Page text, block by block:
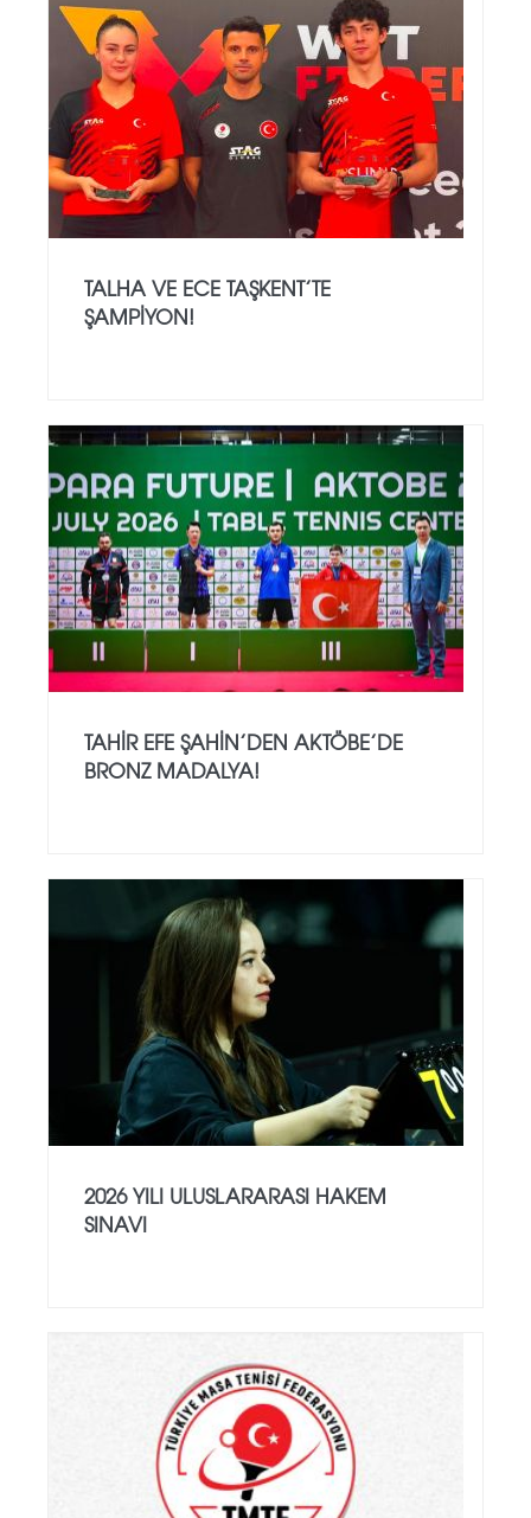
TALHA VE ECE TAŞKENT’TE
ŞAMPIYON!
TAHIR EFE ŞAHIN’DEN AKTÖBE’DE
BRONZ MADALYA!
2026 YILI ULUSLARARASI HAKEM
SINAVI